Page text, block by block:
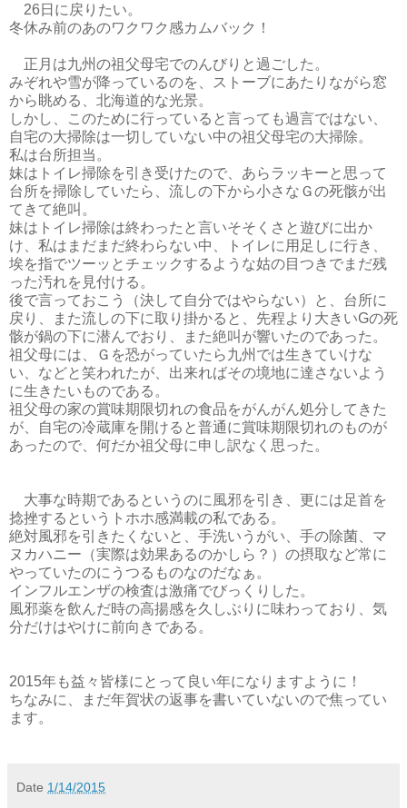
26日に戻りたい。
冬休み前のあのワクワク感カムバック！
正月は九州の祖父母宅でのんびりと過ごした。
みぞれや雪が降っているのを、ストーブにあたりながら窓
から眺める、北海道的な光景。
しかし、このために行っていると言っても過言ではない、
自宅の大掃除は一切していない中の祖父母宅の大掃除。
私は台所担当。
妹はトイレ掃除を引き受けたので、あらラッキーと思って
台所を掃除していたら、流しの下から小さなＧの死骸が出
てきて絶叫。
妹はトイレ掃除は終わったと言いそそくさと遊びに出か
け、私はまだまだ終わらない中、トイレに用足しに行き、
埃を指でツーッとチェックするような姑の目つきでまだ残
った汚れを見付ける。
後で言っておこう（決して自分ではやらない）と、台所に
戻り、また流しの下に取り掛かると、先程より大きいGの死
骸が鍋の下に潜んでおり、また絶叫が響いたのであった。
祖父母には、Ｇを恐がっていたら九州では生きていけな
い、などと笑われたが、出来ればその境地に達さないよう
に生きたいものである。
祖父母の家の賞味期限切れの食品をがんがん処分してきた
が、自宅の冷蔵庫を開けると普通に賞味期限切れのものが
あったので、何だか祖父母に申し訳なく思った。
大事な時期であるというのに風邪を引き、更には足首を
捻挫するというトホホ感満載の私である。
絶対風邪を引きたくないと、手洗いうがい、手の除菌、マ
ヌカハニー（実際は効果あるのかしら？）の摂取など常に
やっていたのにうつるものなのだなぁ。
インフルエンザの検査は激痛でびっくりした。
風邪薬を飲んだ時の高揚感を久しぶりに味わっており、気
分だけはやけに前向きである。
2015年も益々皆様にとって良い年になりますように！
ちなみに、まだ年賀状の返事を書いていないので焦ってい
ます。
Date 1/14/2015